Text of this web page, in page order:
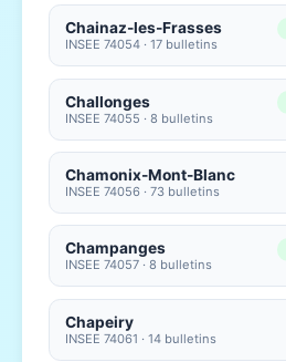
Chainaz-les-Frasses
INSEE 74054 · 17 bulletins
Challonges
INSEE 74055 · 8 bulletins
Chamonix-Mont-Blanc
INSEE 74056 · 73 bulletins
Champanges
INSEE 74057 · 8 bulletins
Chapeiry
INSEE 74061 · 14 bulletins